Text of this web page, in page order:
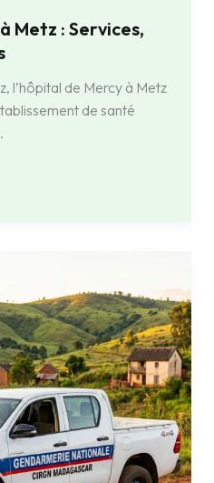
Metz : Services,
l’hôpital de Mercy à Metz
de santé